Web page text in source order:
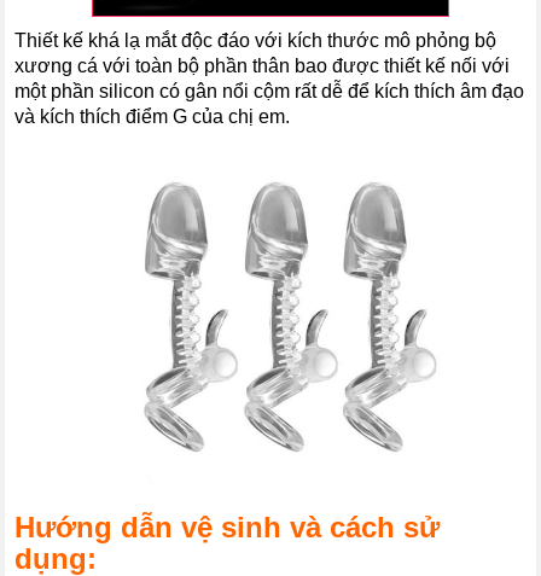
Thiết kế khá lạ mắt độc đáo với kích thước mô phỏng bộ
xương cá với toàn bộ phần thân bao được thiết kế nối với
một phần silicon có gân nổi cộm rất dễ để kích thích âm đạo
và kích thích điểm G của chị em.
Hướng dẫn vệ sinh và cách sử
dụng: